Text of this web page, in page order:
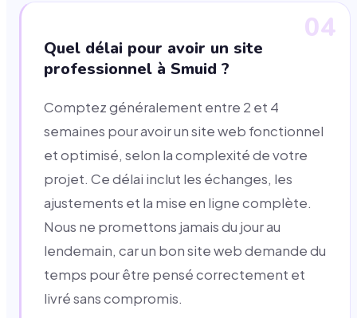
04
Quel délai pour avoir un site
professionnel à Smuid ?
Comptez généralement entre 2 et 4
semaines pour avoir un site web fonctionnel
et optimisé, selon la complexité de votre
projet. Ce délai inclut les échanges, les
ajustements et la mise en ligne complète.
Nous ne promettons jamais du jour au
lendemain, car un bon site web demande du
temps pour être pensé correctement et
livré sans compromis.